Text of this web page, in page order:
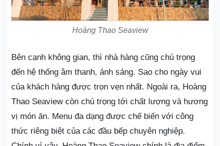
Hoàng Thao Seaview
Bên cạnh không gian, thì nhà hàng cũng chú trọng
đến hệ thống âm thanh, ánh sáng. Sao cho ngày vui
của khách hàng được trọn vẹn nhất. Ngoài ra, Hoàng
Thao Seaview còn chú trọng tới chất lượng và hương
vị món ăn. Menu đa dạng được chế biến với công
thức riêng biệt của các đầu bếp chuyên nghiệp.